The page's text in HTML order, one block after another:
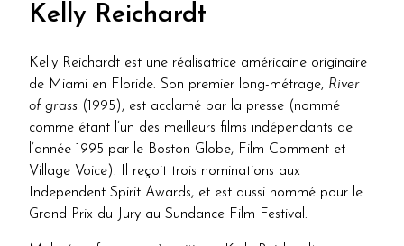
Kelly Reichardt
Kelly Reichardt est une réalisatrice américaine originaire
de Miami en Floride. Son premier long-métrage, River
of grass (1995), est acclamé par la presse (nommé
comme étant l’un des meilleurs films indépendants de
l’année 1995 par le Boston Globe, Film Comment et
Village Voice). Il reçoit trois nominations aux
Independent Spirit Awards, et est aussi nommé pour le
Grand Prix du Jury au Sundance Film Festival.